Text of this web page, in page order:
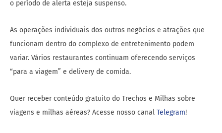
o período de alerta esteja suspenso.
As operações individuais dos outros negócios e atrações que
funcionam dentro do complexo de entretenimento podem
variar. Vários restaurantes continuam oferecendo serviços
“para a viagem” e delivery de comida.
Quer receber conteúdo gratuito do Trechos e Milhas sobre
viagens e milhas aéreas? Acesse nosso canal Telegram!